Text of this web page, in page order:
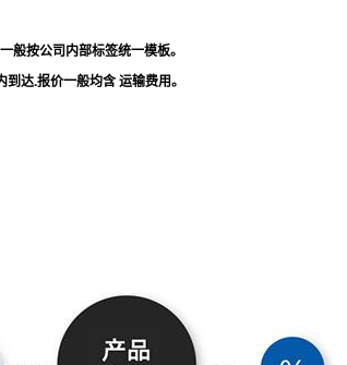
般按公司内部标签统一模板。
达.报价一般均含 运输费用。